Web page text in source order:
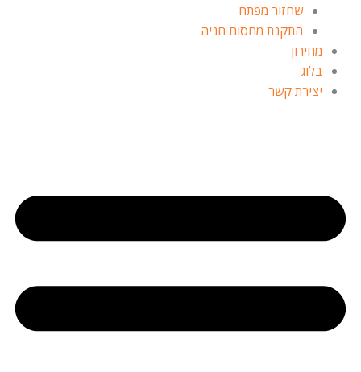
שחזור מפתח
התקנת מחסום חניה
מחירון
בלוג
יצירת קשר